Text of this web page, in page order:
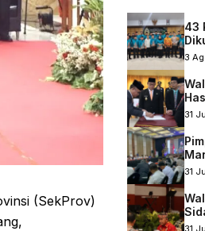
(SekProv)
43
3
31
31
31